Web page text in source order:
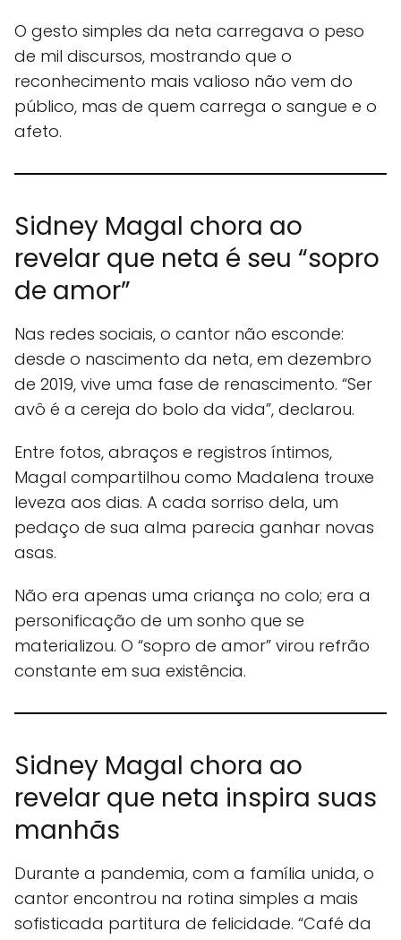
O gesto simples da neta carregava o peso
de mil discursos, mostrando que o
reconhecimento mais valioso não vem do
público, mas de quem carrega o sangue e o
afeto.
Sidney Magal chora ao
revelar que neta é seu “sopro
de amor”
Nas redes sociais, o cantor não esconde:
desde o nascimento da neta, em dezembro
de 2019, vive uma fase de renascimento. “Ser
avô é a cereja do bolo da vida”, declarou.
Entre fotos, abraços e registros íntimos,
Magal compartilhou como Madalena trouxe
leveza aos dias. A cada sorriso dela, um
pedaço de sua alma parecia ganhar novas
asas.
Não era apenas uma criança no colo; era a
personificação de um sonho que se
materializou. O “sopro de amor” virou refrão
constante em sua existência.
Sidney Magal chora ao
revelar que neta inspira suas
manhãs
Durante a pandemia, com a família unida, o
cantor encontrou na rotina simples a mais
sofisticada partitura de felicidade. “Café da